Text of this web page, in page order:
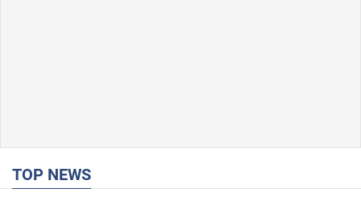
TOP NEWS